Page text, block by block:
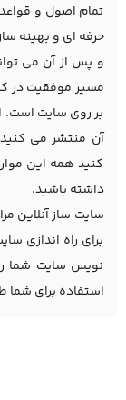
تمام اصول و
حرفه ای و بهینه
و پس از آن می
مسیر موفقیت در
بر روی سایت است.
آن منتشر می
کنید همه این
داشته باشید.
سایت ساز آنلاین
برای راه اندازی
نویس سایت شما
استفاده برای